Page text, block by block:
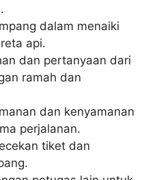
dalam menaiki
api.
dan pertanyaan dari
ramah dan
dan kenyamanan
perjalanan.
tiket dan